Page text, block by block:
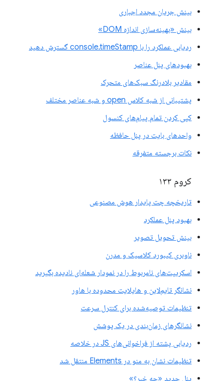
بینش جریان مجدد اجباری
بینش «بهینه‌سازی اندازه DOM»
ردیابی عملکرد را با console.timeStamp گسترش دهید
بهبودهای پنل عناصر
مقادیر بلادرنگ سبک‌های متحرک
پشتیبانی از شبه کلاس open و شبه عناصر مختلف
کپی کردن تمام پیام‌های کنسول
واحدهای بایت در پنل حافظه
نکات برجسته متفرقه
کروم ۱۳۳
تاریخچه چت پایدار هوش مصنوعی
بهبود پنل عملکرد
بینش تحویل تصویر
ناوبری کیبورد کلاسیک و مدرن
اسکریپت‌های نامربوط را در نمودار شعله‌ای نادیده بگیرید
نشانگر تایم‌لاین و هایلایت محدوده با هاور
تنظیمات توصیه‌شده برای کنترل سرعت
نشانگرهای زمان‌بندی در یک پوشش
ردیابی پشته از فراخوانی‌های JS در خلاصه
تنظیمات نشان به منو در Elements منتقل شد
پنل جدید «چه خبر؟»